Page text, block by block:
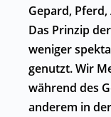
Gepard,
Das Prinzip
weniger
genutzt. Wir
während des
anderem in